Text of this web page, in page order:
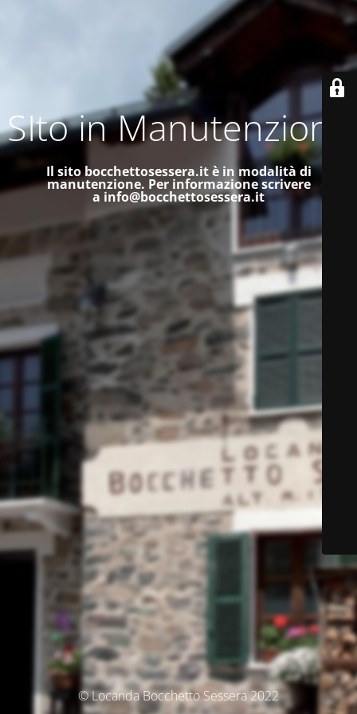
SIto in Manutenzione
Il sito bocchettosessera.it è in modalità di
manutenzione. Per informazione scrivere
a info@bocchettosessera.it
© Locanda Bocchetto Sessera 2022